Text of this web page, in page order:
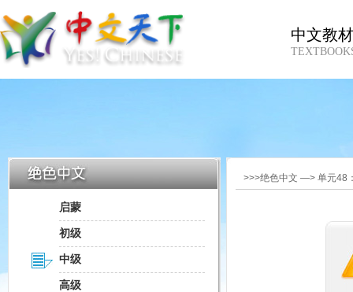
中文教
启蒙
初级
中级
高级
>>>绝色中文 —> 单元48